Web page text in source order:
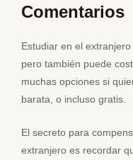
Comentarios
Estudiar en el
pero también puede
muchas opciones si
barata, o incluso gratis.
El secreto para
extranjero es recordar